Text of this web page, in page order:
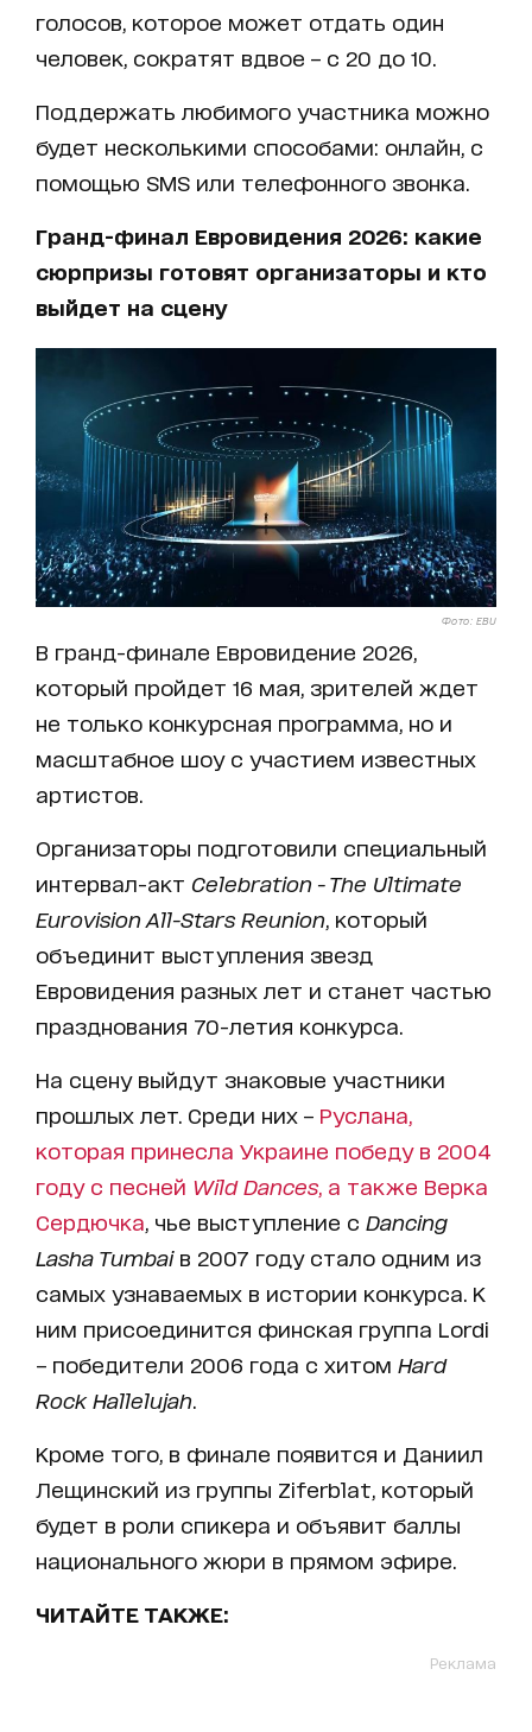
голосов, которое может отдать один
человек, сократят вдвое – с 20 до 10.
Поддержать любимого участника можно
будет несколькими способами: онлайн, с
помощью SMS или телефонного звонка.
Гранд-финал Евровидения 2026: какие
сюрпризы готовят организаторы и кто
выйдет на сцену
Фото: EBU
В гранд-финале Евровидение 2026,
который пройдет 16 мая, зрителей ждет
не только конкурсная программа, но и
масштабное шоу с участием известных
артистов.
Организаторы подготовили специальный
интервал-акт Celebration - The Ultimate
Eurovision All-Stars Reunion , который
объединит выступления звезд
Евровидения разных лет и станет частью
празднования 70-летия конкурса.
На сцену выйдут знаковые участники
прошлых лет. Среди них – Руслана,
которая принесла Украине победу в 2004
году с песней Wild Dances , а также Верка
Сердючка , чье выступление с Dancing
Lasha Tumbaiв 2007 году стало одним из
самых узнаваемых в истории конкурса. К
ним присоединится финская группа Lordi
– победители 2006 года с хитом Hard
Rock Hallelujah
Кроме того, в финале появится и Даниил
Лещинский из группы Ziferblat, который
будет в роли спикера и объявит баллы
национального жюри в прямом эфире.
ЧИТАЙТЕ ТАКЖЕ:
Реклама